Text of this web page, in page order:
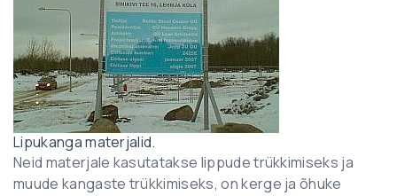
Lipukanga materjalid.
Neid materjale kasutatakse lippude trükkimiseks ja
muude kangaste trükkimiseks, on kerge ja õhuke